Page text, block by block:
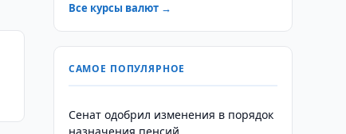
Все курсы валют →
САМОЕ ПОПУЛЯРНОЕ
Сенат одобрил изменения в порядок